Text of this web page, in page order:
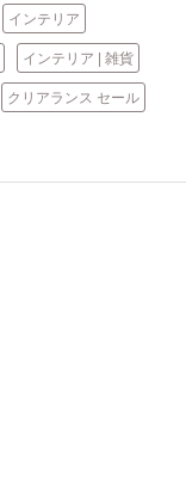
インテリア
インテリア | 雑貨
クリアランス セール